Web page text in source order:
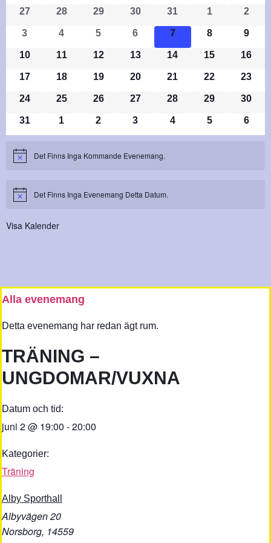
Av
Evenemang
0 Evenemang
27 0 Evenemang
28 0 Evenemang
29 0 Evenemang
30 0 Evenemang
31 0 Evenemang
1 0
2
0 Evenemang
3 0 Evenemang
4 0 Evenemang
5 0 Evenemang
6 0 Evenemang
7 0 Evenemang
8 0
9
0 Evenemang
10 0 Evenemang
11 0 Evenemang
12 0 Evenemang
13 0 Evenemang
14 0 Evenemang
15 0
16
0 Evenemang
17 0 Evenemang
18 0 Evenemang
19 0 Evenemang
20 0 Evenemang
21 0 Evenemang
22 0
23
0 Evenemang
24 0 Evenemang
25 0 Evenemang
26 0 Evenemang
27 0 Evenemang
28 0 Evenemang
29 0
30
0 Evenemang
31 0 Evenemang
1 0 Evenemang
2 0 Evenemang
3 0 Evenemang
4 0 Evenemang
5 0
6
Notis Det Finns Inga Kommande Evenemang.
Notis Det Finns Inga Evenemang Detta Datum.
Visa Kalender
Alla evenemang
Detta evenemang har redan ägt rum.
TRÄNING –
UNGDOMAR/VUXNA
Datum och tid:
juni 2@ 19:00 -20:00
Kategorier:
Träning
Alby Sporthall
Albyvägen 20
Norsborg, 14559